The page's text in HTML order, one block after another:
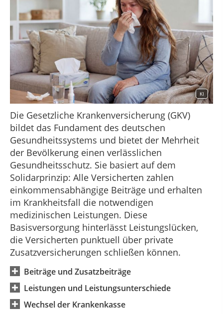
KI
Die Gesetzliche Krankenversicherung (GKV)
bildet das Fundament des deutschen
Gesundheitssystems und bietet der Mehrheit
der Bevölkerung einen verlässlichen
Gesundheitsschutz. Sie basiert auf dem
Solidarprinzip: Alle Versicherten zahlen
einkommensabhängige Beiträge und erhalten
im Krankheitsfall die notwendigen
medizinischen Leistungen. Diese
Basisversorgung hinterlässt Leistungslücken,
die Versicherten punktuell über private
Zusatzversicherungen schließen können.
Beiträge und Zusatzbeiträge
Leistungen und Leistungsunterschiede
Wechsel der Krankenkasse